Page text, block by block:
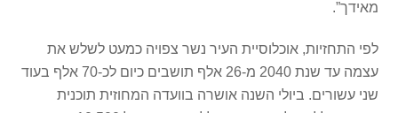
מאידך”.
לפי התחזיות, אוכלוסיית העיר נשר צפויה כמעט לשלש את
עצמה עד שנת 2040 מ-26 אלף תושבים כיום לכ-70 אלף בעוד
שני עשורים. ביולי השנה אושרה בוועדה המחוזית תוכנית